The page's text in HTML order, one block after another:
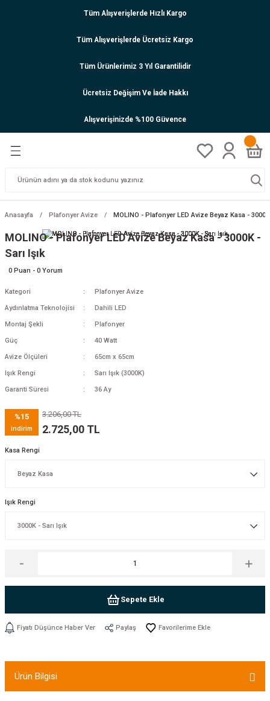
Tüm Alışverişlerde Hızlı Kargo
Tüm Alışverişlerde Ücretsiz Kargo
Tüm Ürünlerimiz 3 Yıl Garantilidir
Ücretsiz Değişim Ve İade Hakkı
Alışverişinizde %100 Güvence
Anasayfa Plafonyer Avize MOLINO - Plafonyer LED Avize Beyaz Kasa - 3000K
MOLINO - Plafonyer LED Avize Beyaz Kasa - 3000K -
Sarı Işık
0 Puan - 0 Yorum
Kategori Plafonyer Avize
Aydınlatma Teknolojisi Dahili LED
Montaj Şekli Plafonyer
Güç 40 Watt
Avize Ölçüleri 65cm x 65cm
Işık Rengi Sarı Işık (3000K)
Garanti Süresi 36 Ay
%15
indirim
3.206,00 TL
2.725,00 TL
Kasa Rengi
Işık Rengi
Sepete Ekle
Fiyatı Düşünce Haber Ver Paylaş
Ürün Bilgisi